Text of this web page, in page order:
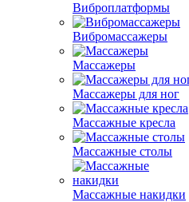
Виброплатформы
Вибромассажеры
Массажеры
Массажеры для ног
Массажные кресла
Массажные столы
Массажные накидки